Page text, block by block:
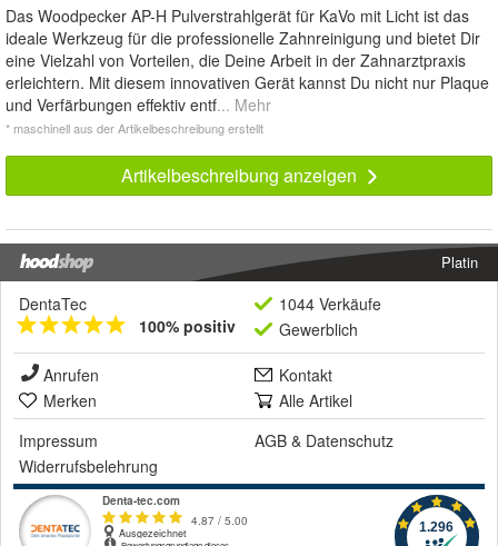
Das Woodpecker AP-H Pulverstrahlgerät für KaVo mit Licht ist das
ideale Werkzeug für die professionelle Zahnreinigung und bietet Dir
eine Vielzahl von Vorteilen, die Deine Arbeit in der Zahnarztpraxis
erleichtern. Mit diesem innovativen Gerät kannst Du nicht nur Plaque
und Verfärbungen effektiv entf... Mehr
* maschinell aus der Artikelbeschreibung erstellt
Artikelbeschreibung anzeigen
Platin
DentaTec
100% positiv
1044 Verkäufe
Gewerblich
Anrufen
Kontakt
Merken
Alle Artikel
Impressum
AGB & Datenschutz
Widerrufsbelehrung